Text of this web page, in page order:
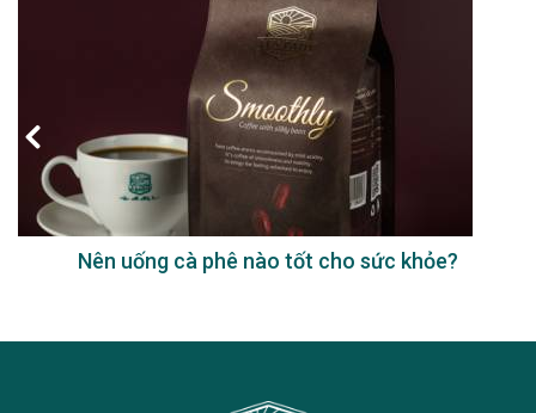
Nên uống cà phê nào tốt cho sức khỏe?